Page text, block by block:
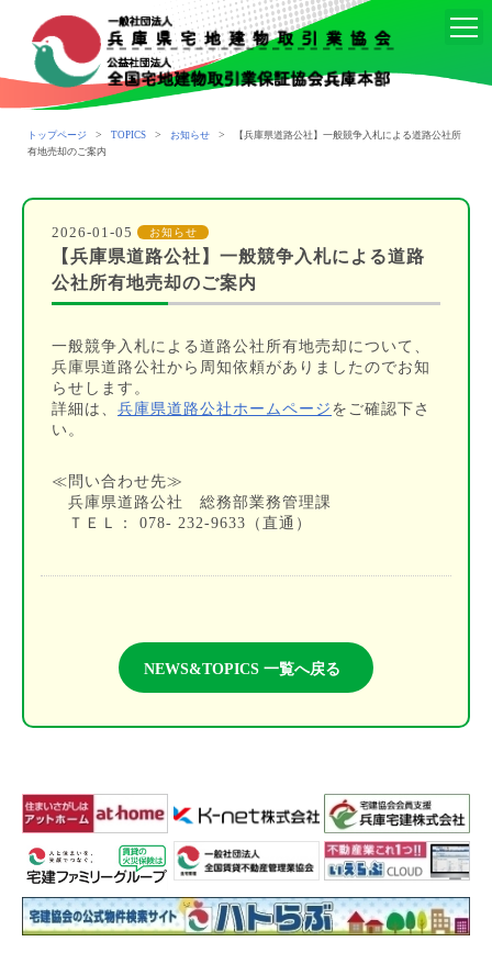
トップページ > TOPICS > お知らせ >
【兵庫県道路公社】一般競争入札による道路公社所
有地売却のご案内
2026-01-05 お知らせ
【兵庫県道路公社】一般競争入札による道路
公社所有地売却のご案内
一般競争入札による道路公社所有地売却について、
兵庫県道路公社から周知依頼がありましたのでお知
らせします。
詳細は、 兵庫県道路公社ホームページ をご確認下さ
い。
≪問い合わせ先≫
兵庫県道路公社 総務部業務管理課
ＴＥＬ： 078- 232-9633（直通）
NEWS&TOPICS 一覧へ戻る